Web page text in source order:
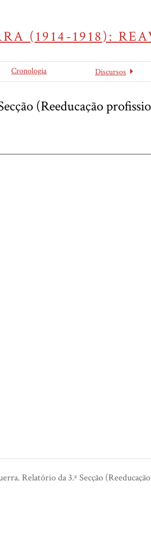
(1914-1918):
Cronologia Discursos
(Reeducação
Relatório da 3.ª Secção